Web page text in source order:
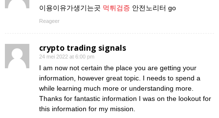
이용이유가생기는곳 먹튀검증 안전노리터 go
Reageer
crypto trading signals
24 mei 2022 at 6:00 pm
I am now not certain the place you are getting your
information, however great topic. I needs to spend a
while learning much more or understanding more.
Thanks for fantastic information I was on the lookout for
this information for my mission.